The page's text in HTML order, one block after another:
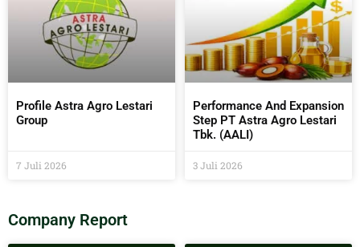
Profile Astra Agro Lestari
Group
7 Juli 2026
Performance And Expansion
Step PT Astra Agro Lestari
Tbk. (AALI)
3 Juli 2026
Company Report